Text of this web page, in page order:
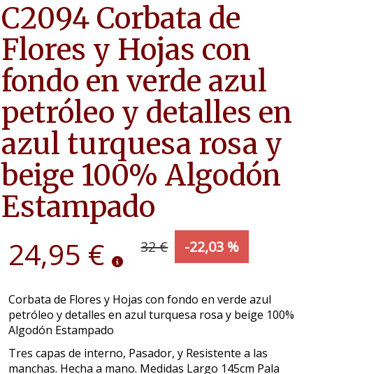
C2094 Corbata de
Flores y Hojas con
fondo en verde azul
petróleo y detalles en
azul turquesa rosa y
beige 100% Algodón
Estampado
24,95 € 32 € -22,03 %
Corbata de Flores y Hojas con fondo en verde azul
petróleo y detalles en azul turquesa rosa y beige 100%
Algodón Estampado
Tres capas de interno, Pasador, y Resistente a las
manchas. Hecha a mano. Medidas Largo 145cm Pala